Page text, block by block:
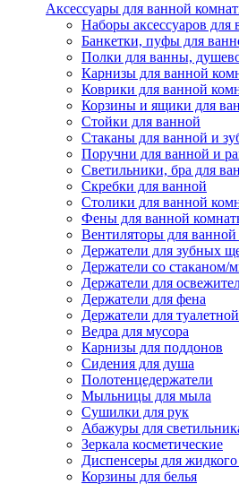
Аксессуары для ванной
Наборы аксессуаров для
Банкетки, пуфы для
Полки для ванны,
Карнизы для ванной
Коврики для ванной
Корзины и ящики для
Стойки для ванной
Стаканы для ванной и
Поручни для ванной и
Светильники, бра для
Скребки для ванной
Столики для ванной
Фены для ванной
Вентиляторы для
Держатели для зубных
Держатели со стаканом/
Держатели для
Держатели для фена
Держатели для
Ведра для мусора
Карнизы для поддонов
Сидения для душа
Полотенцедержатели
Мыльницы для мыла
Сушилки для рук
Абажуры для
Зеркала косметические
Диспенсеры для
Корзины для белья